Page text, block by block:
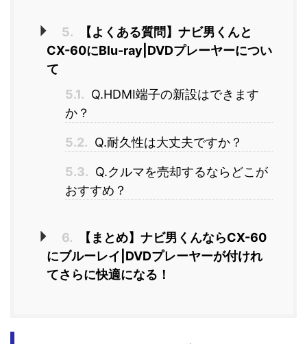
5.
【よくある質問】ナビ男くんと
CX-60にBlu-ray|DVDプレーヤーについ
て
5.1. Q.HDMI端子の新設はできます
か？
5.2. Q.耐久性は大丈夫ですか？
5.3. Q.クルマを売却するならどこが
おすすめ？
6.
【まとめ】ナビ男くんならCX-60
にブルーレイ|DVDプレーヤーが付けれ
てさらに快適になる！